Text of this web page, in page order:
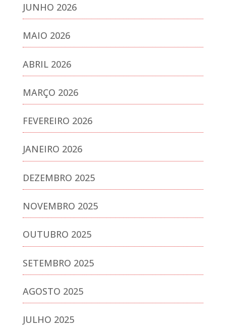
JUNHO 2026
MAIO 2026
ABRIL 2026
MARÇO 2026
FEVEREIRO 2026
JANEIRO 2026
DEZEMBRO 2025
NOVEMBRO 2025
OUTUBRO 2025
SETEMBRO 2025
AGOSTO 2025
JULHO 2025